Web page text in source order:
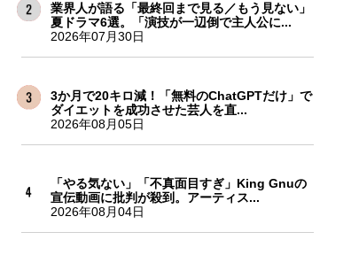
業界人が語る「最終回まで見る／もう見ない」
夏ドラマ6選。「演技が一辺倒で主人公に...
2026年07月30日
3か月で20キロ減！「無料のChatGPTだけ」で
ダイエットを成功させた芸人を直...
2026年08月05日
「やる気ない」「不真面目すぎ」King Gnuの
宣伝動画に批判が殺到。アーティス...
2026年08月04日